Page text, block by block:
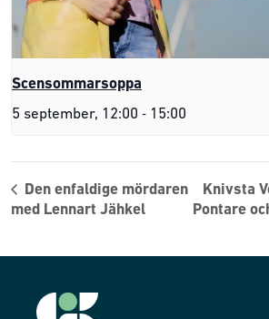
Scensommarsoppa
5 september, 12:00 - 15:00
Den enfaldige mördaren
med Lennart Jähkel
Knivsta
Pontare